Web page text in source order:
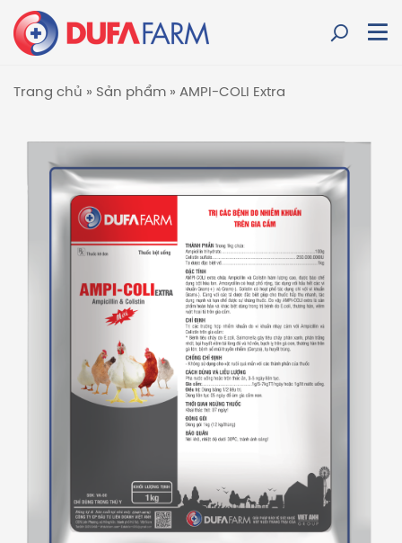
Trang chủ » Sản phẩm » AMPI-COLI Extra